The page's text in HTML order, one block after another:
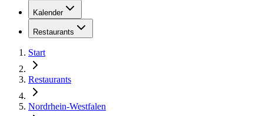
Kalender
Restaurants
Start
Restaurants
Nordrhein-Westfalen